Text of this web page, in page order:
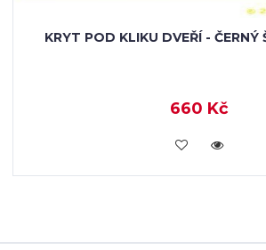
KRYT POD KLIKU DVEŘÍ - ČERNÝ
660 Kč
KOUPIT